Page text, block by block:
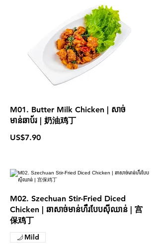
M01. Butter Milk Chicken | សាច់
មាន់ឆាប័រ | 奶油鸡丁
US$7.90
M02. Szechuan Stir-Fried Diced
Chicken | ឆាសាច់មាន់ហឹរបែបស៊ីឈាន់ | 宫
保鸡丁
Mild